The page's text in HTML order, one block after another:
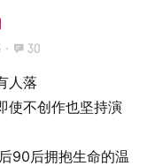
· 30
人落
使不创作也坚持演
90后拥抱生命的温